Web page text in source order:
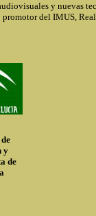
y nuevas
del IMUS,
y
de